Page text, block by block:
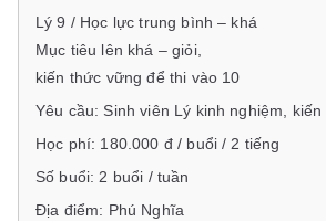
Lý 9 / Học lực trung bình – khá
Mục tiêu lên khá – giỏi,
kiến thức vững để thi vào 10
Yêu cầu: Sinh viên Lý kinh nghiệm,
Học phí: 180.000 đ / buổi / 2 tiếng
Số buổi: 2 buổi / tuần
Địa điểm: Phú Nghĩa